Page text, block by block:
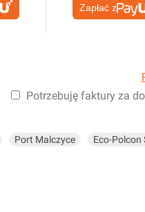
Zapłać z
Potrzebuję faktury za
Port Malczyce Eco-Polcon